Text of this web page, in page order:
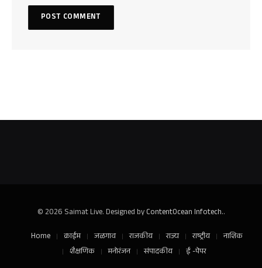
© 2026 Saimat Live. Designed byContentOcean Infotech..
Home
क्राईम जळगाव राजकीय राज्य राष्ट्रीय
नाशिक
शैक्षणिक
मनोरंजन संपादकीय ई -पेपर